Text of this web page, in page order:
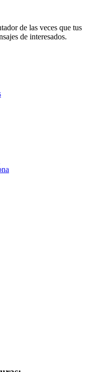
de las veces que tus
de interesados.